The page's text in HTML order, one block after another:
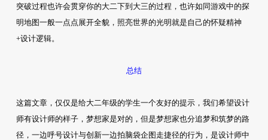
突破过程也许会贯穿你的大二下到大三的过程，也许如同游戏中的探
明地图一般一点点展开全貌，照亮世界的光明就是自己的怀疑精神
+设计逻辑。
总结
这篇文章，仅仅是给大二年级的学生一个友好的提示，我们希望设计
师有设计师的样子，梦想家是对的，但是梦想家也分追梦和筑梦的路
径，一边呼号设计与创新一边拍脑袋企图走捷径的行为，是设计师中